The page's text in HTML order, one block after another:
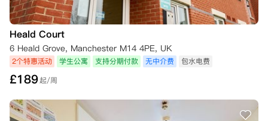
Heald Court
6 Heald Grove, Manchester M14 4PE, UK
2个特惠活动 学生公寓 支持分期付款 无中介费 包水电费
£189起/周